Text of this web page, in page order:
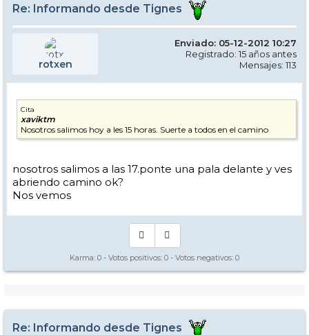
Re: Informando desde Tignes
rotxen
Enviado: 05-12-2012 10:27
Registrado: 15 años antes
Mensajes: 113
Cita
xaviktm
Nosotros salimos hoy a les 15 horas. Suerte a todos en el camino
nosotros salimos a las 17.ponte una pala delante y ves
abriendo camino ok?
Nos vemos
Karma: 0 - Votos positivos: 0 - Votos negativos: 0
Re: Informando desde Tignes